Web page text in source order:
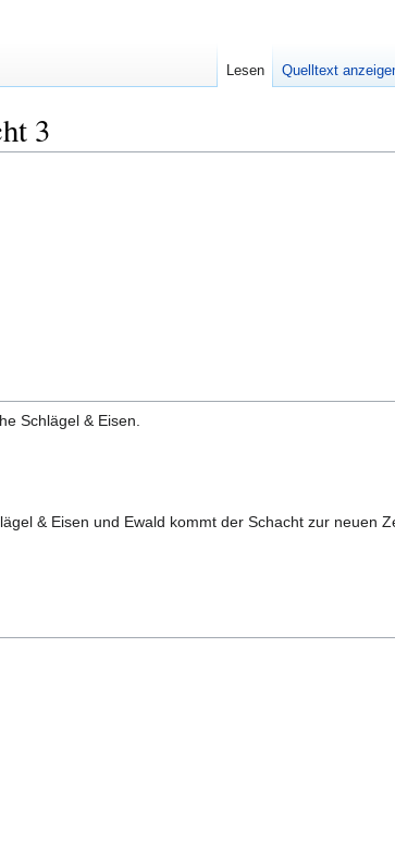
3
Schlägel & Eisen.
& Eisen und Ewald kommt der Schacht zur neuen
Lesen Quelltext